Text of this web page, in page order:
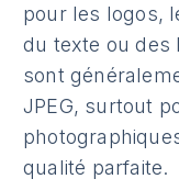
pour les logos,
du texte ou des
sont
JPEG, surtout
qualité parfaite.